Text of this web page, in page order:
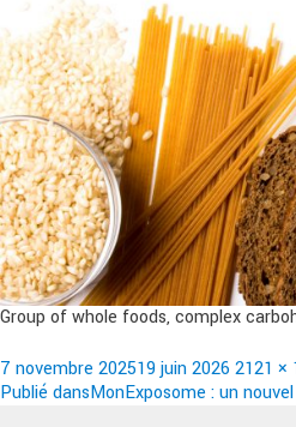
Group of whole foods, complex
Publié
le
7 novembre 202519 juin 2026 Taille
réelle
2121 ×
Navigation
Publié dansMonExposome : un